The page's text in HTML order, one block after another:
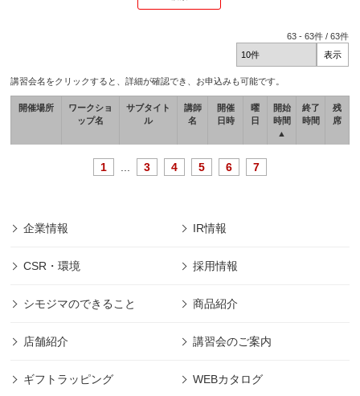
63 -63件 /63件
講習会名をクリックすると、詳細が確認でき、お申込みも可能です。
開催場所
ワークショ
ップ名
サブタイト
ル
講師
名
開催
日時
曜
日
開始
時間
▲
終了
時間
残
席
1 3 4 5 6 7
企業情報 IR情報
CSR・環境 採用情報
シモジマのできること 商品紹介
店舗紹介 講習会のご案内
ギフトラッピング WEBカタログ